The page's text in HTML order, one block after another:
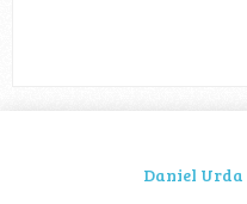
Daniel Urda